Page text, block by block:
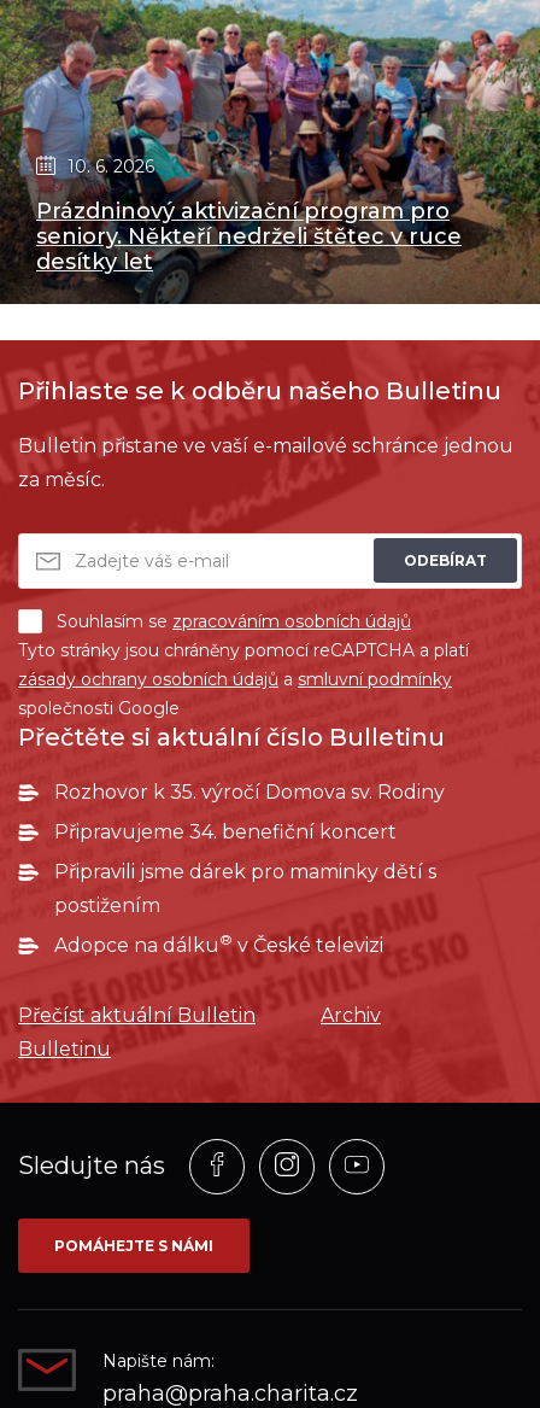
10. 6. 2026
Prázdninový aktivizační program pro
seniory. Někteří nedrželi štětec v ruce
desítky let
Přihlaste se k odběru našeho Bulletinu
Bulletin přistane ve vaší e-mailové schránce jednou
za měsíc.
ODEBÍRAT
Souhlasím se zpracováním osobních údajů
Tyto stránky jsou chráněny pomocí reCAPTCHA a platí
zásady ochrany osobních údajů a smluvní podmínky
společnosti Google
Přečtěte si aktuální číslo Bulletinu
Rozhovor k 35. výročí Domova sv. Rodiny
Připravujeme 34. benefiční koncert
Připravili jsme dárek pro maminky dětí s
postižením
Adopce na dálku ®v České televizi
Přečíst aktuální Bulletin
Archiv
Bulletinu
Sledujte nás
Profil
na
síti_Facebook
Profil
na
Profil
na
POMÁHEJTE S NÁMI
Napište nám:
praha@praha.charita.cz